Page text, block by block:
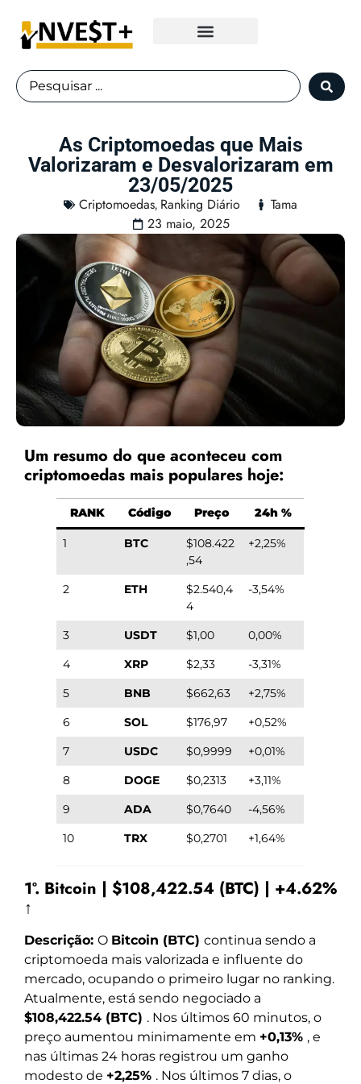
As Criptomoedas que Mais
Valorizaram e Desvalorizaram em
23/05/2025
Criptomoedas, Ranking Diário
Tama
23 maio, 2025
Um resumo do que aconteceu com
criptomoedas mais populares hoje:
RANK Código Preço 24h %
1 BTC
$108.422
,54
+2,25%
2 ETH
$2.540,4
4
-3,54%
3 USDT $1,00
0,00%
4
XRP $2,33
-3,31%
5
BNB $662,63
+2,75%
6
SOL $176,97
+0,52%
7
USDC $0,9999
+0,01%
8
DOGE $0,2313
+3,11%
9
ADA $0,7640
-4,56%
10
TRX $0,2701 +1,64%
1º. Bitcoin | $108,422.54 (BTC) | +4.62%
↑
Descrição: O Bitcoin (BTC) continua sendo a
criptomoeda mais valorizada e influente do
mercado, ocupando o primeiro lugar no ranking.
Atualmente, está sendo negociado a
$108,422.54 (BTC) . Nos últimos 60 minutos, o
preço aumentou minimamente em +0,13% , e
nas últimas 24 horas registrou um ganho
modesto de +2,25% . Nos últimos 7 dias, o